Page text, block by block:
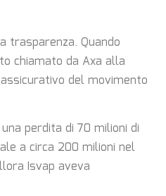
trasparenza. Quando
chiamato da Axa alla
del movimento
perdita di 70 milioni di
a circa 200 milioni nel
Isvap aveva